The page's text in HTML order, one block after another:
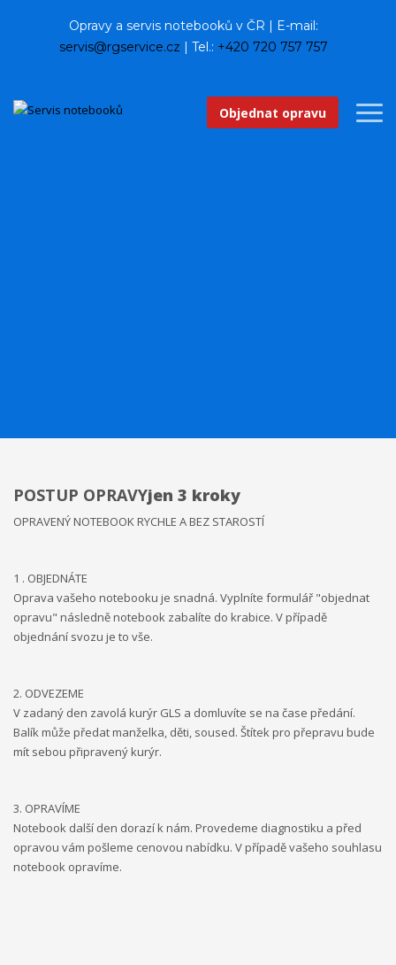
Opravy a servis notebooků v ČR | E-mail:
servis@rgservice.cz | Tel.: +420 720 757 757
Objednat opravu
POSTUP OPRAVYjen 3 kroky
OPRAVENÝ NOTEBOOK RYCHLE A BEZ STAROSTÍ
1 . OBJEDNÁTE
Oprava vašeho notebooku je snadná. Vyplníte formulář "objednat
opravu" následně notebook zabalíte do krabice. V případě
objednání svozu je to vše.
2. ODVEZEME
V zadaný den zavolá kurýr GLS a domluvíte se na čase předání.
Balík může předat manželka, děti, soused. Štítek pro přepravu bude
mít sebou připravený kurýr.
3. OPRAVÍME
Notebook další den dorazí k nám. Provedeme diagnostiku a před
opravou vám pošleme cenovou nabídku. V případě vašeho souhlasu
notebook opravíme.